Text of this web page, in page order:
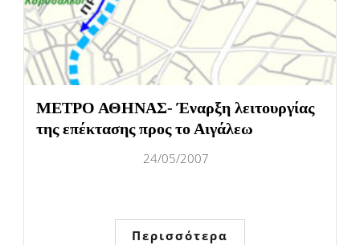
ΜΕΤΡΟ ΑΘΗΝΑΣ- Έναρξη λειτουργίας
της επέκτασης προς το Αιγάλεω
24/05/2007
Περισσότερα